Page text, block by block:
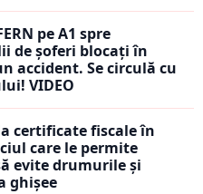
pe A1 spre
de șoferi blocați în
accident. Se circulă cu
VIDEO
certificate fiscale în
care le permite
evite drumurile și
ghișee